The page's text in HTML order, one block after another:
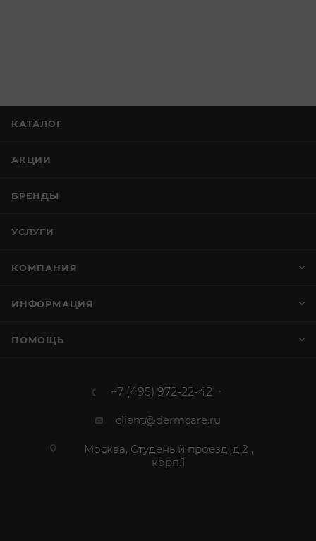
КАТАЛОГ
АКЦИИ
БРЕНДЫ
УСЛУГИ
КОМПАНИЯ
ИНФОРМАЦИЯ
ПОМОЩЬ
+7 (495) 972-22-42
client@dermcare.ru
Москва, Студеный проезд, д.2 ,
корп.1